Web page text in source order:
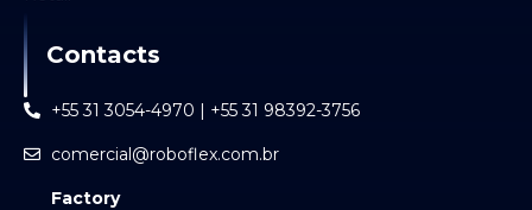
Contacts
+55 31 3054-4970 | +55 31 98392-3756
comercial@roboflex.com.br
Factory